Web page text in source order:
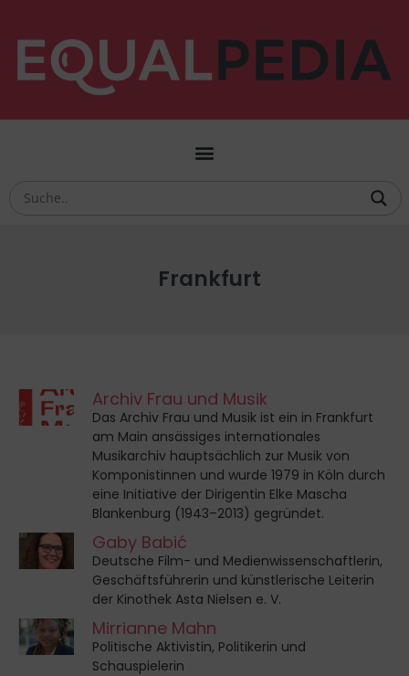
Frankfurt
Archiv Frau und Musik
Das Archiv Frau und Musik ist ein in Frankfurt
am Main ansässiges internationales
Musikarchiv hauptsächlich zur Musik von
Komponistinnen und wurde 1979 in Köln durch
eine Initiative der Dirigentin Elke Mascha
Blankenburg (1943–2013) gegründet.
Gaby Babić
Deutsche Film- und Medienwissenschaftlerin,
Geschäftsführerin und künstlerische Leiterin
der Kinothek Asta Nielsen e. V.
Mirrianne Mahn
Politische Aktivistin, Politikerin und
Schauspielerin